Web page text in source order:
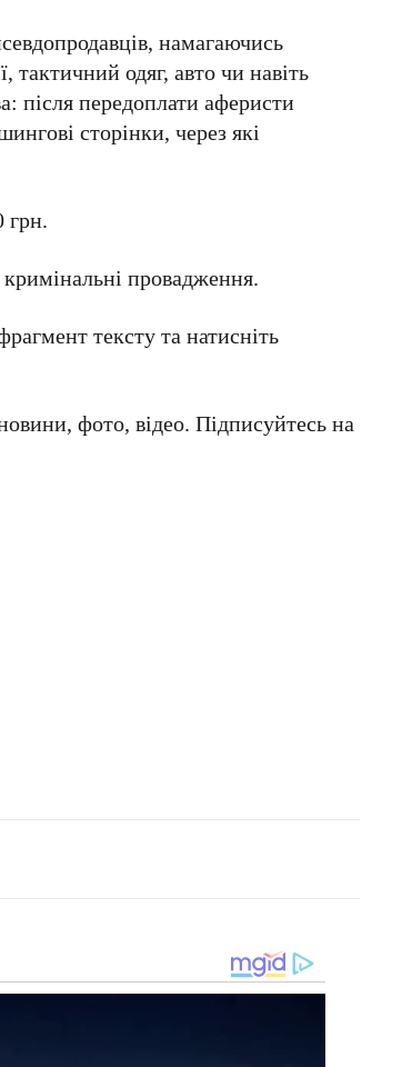
намагаючись
тактичний одяг, авто чи навіть
після передоплати аферисти
сторінки, через які
грн.
провадження.
тексту та натисніть
фото, відео. Підписуйтесь на